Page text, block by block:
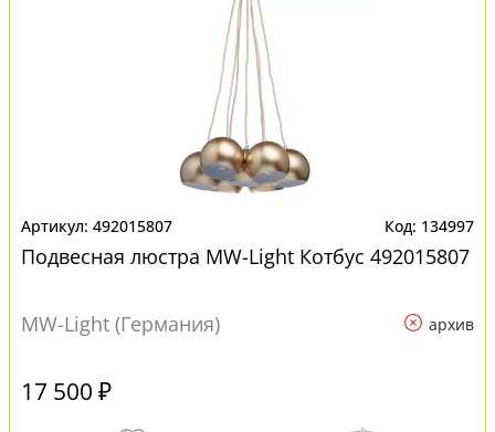
492015807 134997
Подвесная люстра MW-Light Котбус 492015807
MW-Light (Германия) архив
17 500 ₽